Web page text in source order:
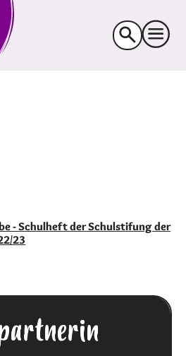
Suche
nach:
- Schulheft der Schulstifung der
23